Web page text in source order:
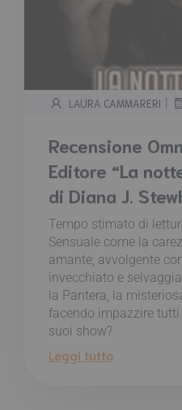
LAURA CAMMARERI |
Recensione
Editore “La
di Diana J.
Tempo stimato di
Sensuale come la
amante; avvolgente
invecchiato e
la Pantera, la
facendo impazzire
suoi show?
Leggi tutto